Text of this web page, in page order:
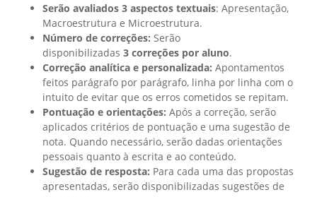
Serão avaliados 3 aspectos textuais: Apresentação,
Macroestrutura e Microestrutura.
Número de correções: Serão
disponibilizadas 3 correções por aluno.
Correção analítica e personalizada: Apontamentos
feitos parágrafo por parágrafo, linha por linha com o
intuito de evitar que os erros cometidos se repitam.
Pontuação e orientações: Após a correção, serão
aplicados critérios de pontuação e uma sugestão de
nota. Quando necessário, serão dadas orientações
pessoais quanto à escrita e ao conteúdo.
Sugestão de resposta: Para cada uma das propostas
apresentadas, serão disponibilizadas sugestões de